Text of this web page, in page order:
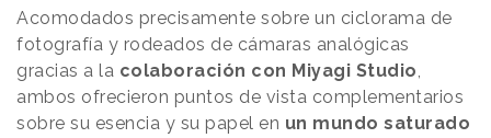
Acomodados precisamente sobre un ciclorama de
fotografía y rodeados de cámaras analógicas
gracias a la colaboración con Miyagi Studio,
ambos ofrecieron puntos de vista complementarios
sobre su esencia y su papel en un mundo saturado